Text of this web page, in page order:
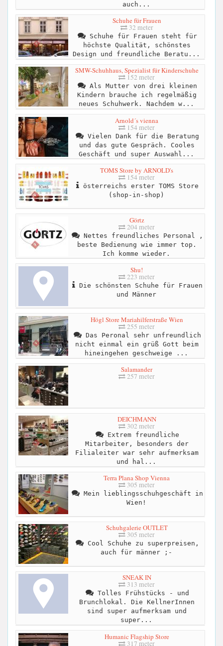
auch...
Schuhe für Frauen
32 meter
Schuhe für Frauen steht für
höchste Qualität, schönstes
Design und freundliche Beratu...
SMW-Schuhhaus, Spezialist für Kinderschuhe
152 meter
Als Mutter von drei kleinen
Kindern brauche ich regelmäßig
neues Schuhwerk. Nachdem w...
Arnold´s vienna
154 meter
Vielen Dank für die Beratung
und das gute Gespräch. Cooles
Geschäft und super Auswahl...
TOMS Store by ARNOLD's
154 meter
österreichs erster TOMS Store
(shop-in-shop)
Görtz
204 meter
Nettes freundliches Personal ,
beste Bedienung wie immer top.
Ich komme wieder.
Shu!
223 meter
Die schönsten Schuhe für Frauen
und Männer
Högl Store Mariahilferstraße Wien
255 meter
Das Peronal sehr unfreundlich
nicht einmal ein grüß Gott beim
hineingehen geschweige ...
Salamander
257 meter
DEICHMANN
302 meter
Extrem freundliche
Mitarbeiter, besonders der
Filialeiter war sehr aufmerksam
und hal...
Terra Plana Shop Vienna
305 meter
Mein lieblingsschuhgeschäft in
Wien!
Schuhgalerie OUTLET
305 meter
Cool Schuhe zu superpreisen,
auch für männer ;-
SNEAK IN
313 meter
Tolles Frühstücks - und
Brunchlokal. Die KellnerInnen
sind super aufmerksam und
super...
Humanic Flagship Store
317 meter